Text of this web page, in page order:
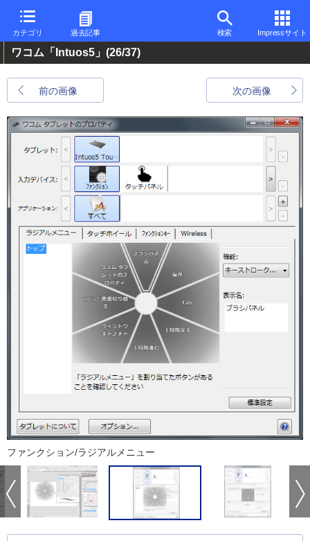
カテゴリ 過去記事 検索 Impressサイト
ワコム「Intuos5」 (26/37)
前の画像 次の画像
ファンクション/ラジアルメニュー